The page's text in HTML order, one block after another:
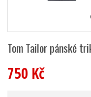
Tom Tailor pánské
750 Kč